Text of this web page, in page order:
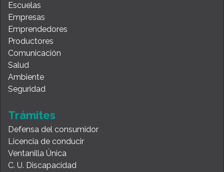
Escuelas
Empresas
Emprendedores
Productores
Comunicación
Salud
Ambiente
Seguridad
Trámites
Defensa del consumidor
Licencia de conducir
Ventanilla Única
C. U. Discapacidad